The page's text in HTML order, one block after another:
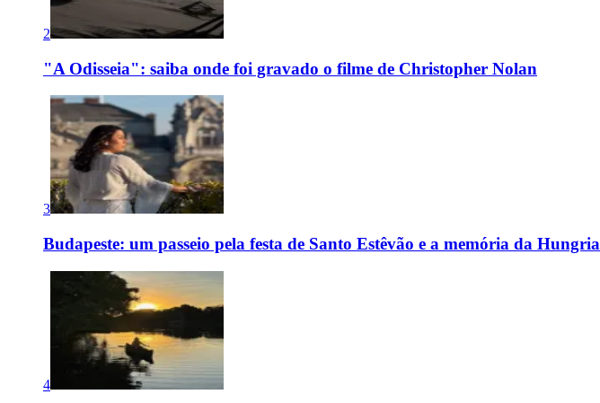
2
"A Odisseia": saiba onde foi gravado o filme de Christopher Nolan
3
Budapeste: um passeio pela festa de Santo Estêvão e a memória da Hungria
4